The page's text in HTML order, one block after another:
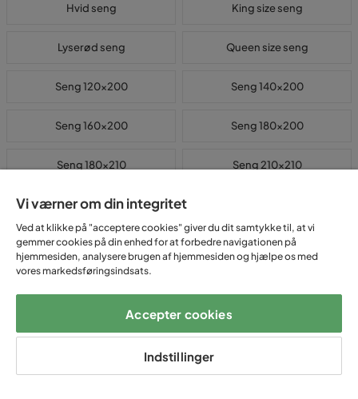
Hvid seng King size seng
Lyserød seng Queen size seng
Seng 120x200 Seng 140x200
Seng 160x200 Seng 180x200
Seng 180x210 Seng 210x210
Seng 80x200
Seng TILBUD Sort seng
Danmarks bedste priser på senge?
En seng er det møbel, du bruger mest. Otte timer i døgnet, hver nat
Vi værner om din integritet
Ved at klikke på "acceptere cookies" giver du dit samtykke til, at vi
gemmer cookies på din enhed for at forbedre navigationen på
hjemmesiden, analysere brugen af hjemmesiden og hjælpe os med
vores markedsføringsindsats.
Accepter cookies
Indstillinger